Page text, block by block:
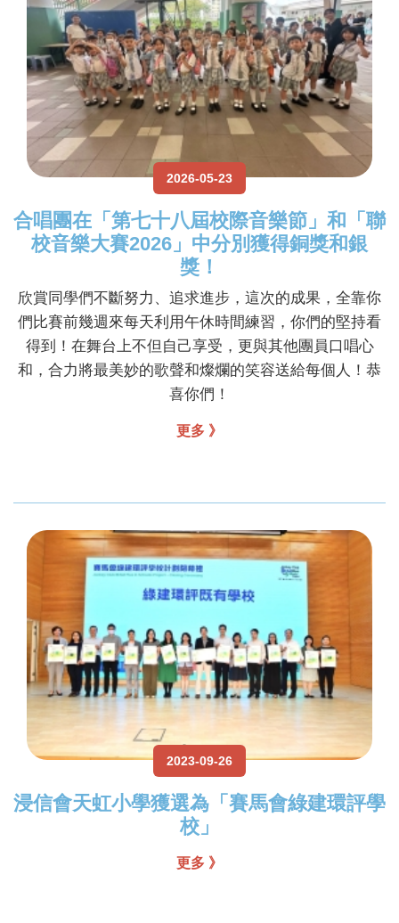
2026-05-23
合唱團在「第七十八屆校際音樂節」和「聯
校音樂大賽2026」中分別獲得銅獎和銀
獎！
欣賞同學們不斷努力、追求進步，這次的成果，全靠你
們比賽前幾週來每天利用午休時間練習，你們的堅持看
得到！在舞台上不但自己享受，更與其他團員口唱心
和，合力將最美妙的歌聲和燦爛的笑容送給每個人！恭
喜你們！
更多 》
2023-09-26
浸信會天虹小學獲選為「賽馬會綠建環評學
校」
更多 》